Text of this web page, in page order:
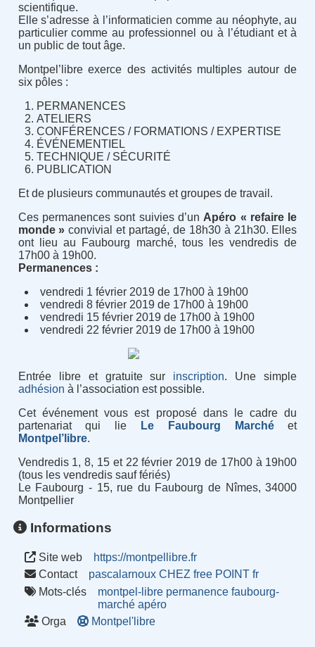
scientifique.
Elle s’adresse à l’informaticien comme au néophyte, au
particulier comme au professionnel ou à l’étudiant et à
un public de tout âge.
Montpel’libre exerce des activités multiples autour de
six pôles :
PERMANENCES
ATELIERS
CONFÉRENCES / FORMATIONS / EXPERTISE
ÉVÉNEMENTIEL
TECHNIQUE / SÉCURITÉ
PUBLICATION
Et de plusieurs communautés et groupes de travail.
Ces permanences sont suivies d’un Apéro « refaire le
monde » convivial et partagé, de 18h30 à 21h30. Elles
ont lieu au Faubourg marché, tous les vendredis de
17h00 à 19h00.
Permanences :
vendredi 1 février 2019 de 17h00 à 19h00
vendredi 8 février 2019 de 17h00 à 19h00
vendredi 15 février 2019 de 17h00 à 19h00
vendredi 22 février 2019 de 17h00 à 19h00
Entrée libre et gratuite sur inscription. Une simple
adhésion à l’association est possible.
Cet événement vous est proposé dans le cadre du
partenariat qui lie
Le Faubourg Marchéet
Montpel’libre.
Vendredis 1, 8, 15 et 22 février 2019 de 17h00 à 19h00
(tous les vendredis sauf fériés)
Le Faubourg - 15, rue du Faubourg de Nîmes, 34000
Montpellier
Informations
Site web
https://montpellibre.fr
Contact
pascalarnoux CHEZ free POINT fr
Mots-clés
montpel-libre permanence faubourg-
marché apéro
Orga
Montpel'libre